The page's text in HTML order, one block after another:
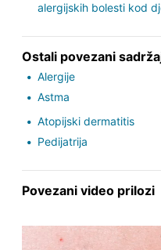
alergijskih bolesti kod
Ostali povezani
Alergije
Astma
Atopijski dermatitis
Pedijatrija
Povezani video prilozi